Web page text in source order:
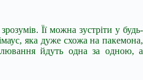
Її можна зустріти у будь-
яка дуже схожа на пакемона,
йдуть одна за одною, а